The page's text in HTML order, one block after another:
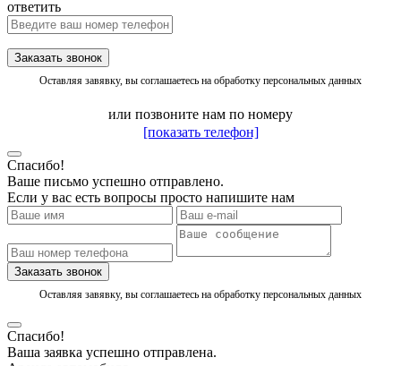
ответить
Заказать звонок
Оставляя завявку, вы соглашаетесь на обработку персональных данных
или позвоните нам по номеру
[показать телефон]
Спасибо!
Ваше письмо успешно отправлено.
Если у вас есть вопросы просто напишите нам
Заказать звонок
Оставляя завявку, вы соглашаетесь на обработку персональных данных
Спасибо!
Ваша заявка успешно отправлена.